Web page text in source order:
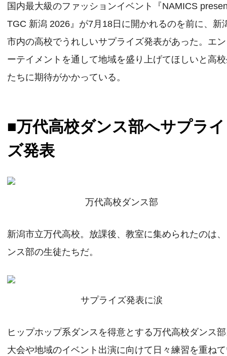
国内最大級のファッションイベント『NAMICS
TGC 新潟 2026』が7月18日に開かれるのを前に、新
市内の高校でうれしいサプライズ発表があった。エ
ーテイメントを通して地域を盛り上げてほしいと高
たちに期待がかかっている。
■万代高校ダンス部へサプライ
ズ発表
万代高校ダンス部
新潟市立万代高校。放課後、教室に集められたのは
ンス部の生徒たちだ。
サプライズ発表に涙
ヒップホップ系ダンスを得意とする万代高校ダンス
大会や地域のイベント出演に向けて日々練習を重ね